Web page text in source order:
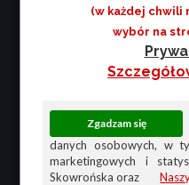
(w każdej chwili
wybór na
danych osobowych, w
marketingowych i
Skowrońska oraz